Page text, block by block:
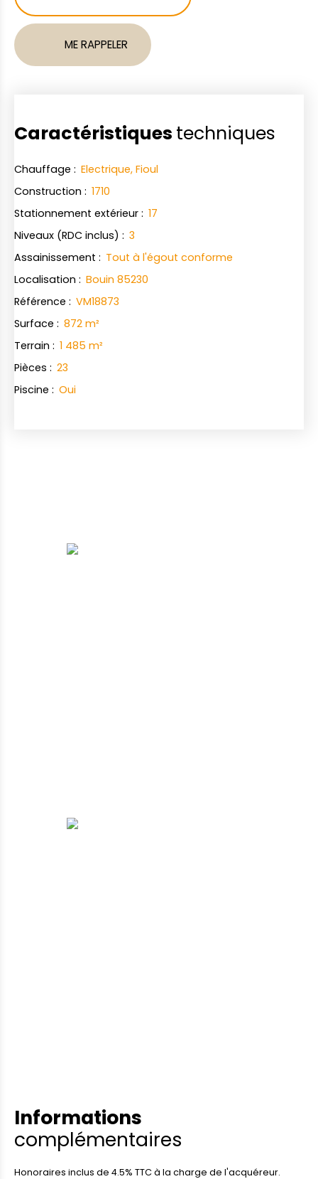
ME RAPPELER
Caractéristiques techniques
Chauffage : Electrique, Fioul
Construction : 1710
Stationnement extérieur : 17
Niveaux (RDC inclus) : 3
Assainissement : Tout à l'égout conforme
Localisation : Bouin 85230
Référence : VM18873
Surface : 872 m²
Terrain : 1 485 m²
Pièces : 23
Piscine : Oui
Informations
complémentaires
Honoraires inclus de 4.5% TTC à la charge de l'acquéreur.